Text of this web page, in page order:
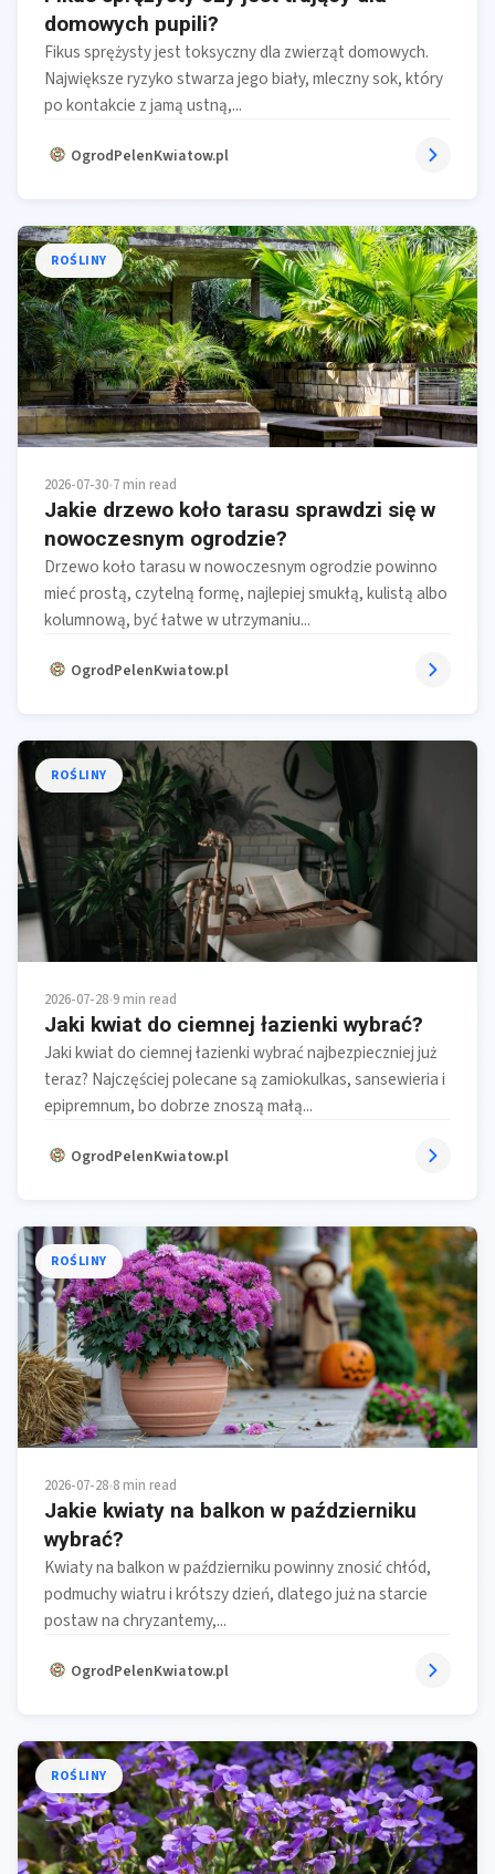
domowych pupili?
Fikus sprężysty jest toksyczny dla zwierząt domowych.
Największe ryzyko stwarza jego biały, mleczny sok, który
po kontakcie z jamą ustną,...
OgrodPelenKwiatow.pl
ROŚLINY
2026-07-30•7 min read
Jakie drzewo koło tarasu sprawdzi się w
nowoczesnym ogrodzie?
Drzewo koło tarasu w nowoczesnym ogrodzie powinno
mieć prostą, czytelną formę, najlepiej smukłą, kulistą albo
kolumnową, być łatwe w utrzymaniu...
OgrodPelenKwiatow.pl
ROŚLINY
2026-07-28•9 min read
Jaki kwiat do ciemnej łazienki wybrać?
Jaki kwiat do ciemnej łazienki wybrać najbezpieczniej już
teraz? Najczęściej polecane są zamiokulkas, sansewieria i
epipremnum, bo dobrze znoszą małą...
OgrodPelenKwiatow.pl
ROŚLINY
2026-07-28•8 min read
Jakie kwiaty na balkon w październiku
wybrać?
Kwiaty na balkon w październiku powinny znosić chłód,
podmuchy wiatru i krótszy dzień, dlatego już na starcie
postaw na chryzantemy,...
OgrodPelenKwiatow.pl
ROŚLINY